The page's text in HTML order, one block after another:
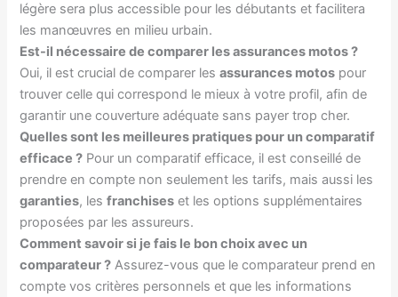
légère sera plus accessible pour les débutants et facilitera
les manœuvres en milieu urbain.
Est-il nécessaire de comparer les assurances motos ?
Oui, il est crucial de comparer lesassurances motos pour
trouver celle qui correspond le mieux à votre profil, afin de
garantir une couverture adéquate sans payer trop cher.
Quelles sont les meilleures pratiques pour un comparatif
efficace ? Pour un comparatif efficace, il est conseillé de
prendre en compte non seulement les tarifs, mais aussi les
garanties, lesfranchises et les options supplémentaires
proposées par les assureurs.
Comment savoir si je fais le bon choix avec un
comparateur ? Assurez-vous que le comparateur prend en
compte vos critères personnels et que les informations